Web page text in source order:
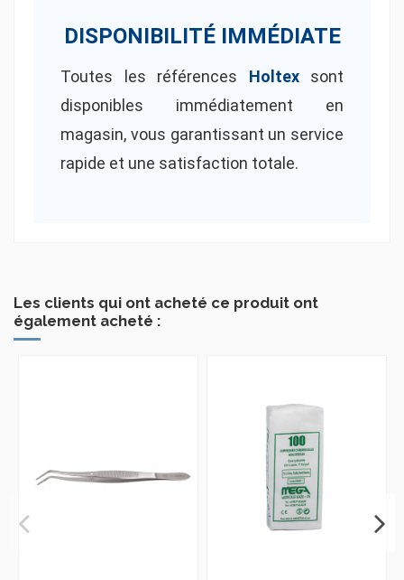
DISPONIBILITÉ IMMÉDIATE
Toutes les références Holtexsont
disponibles immédiatement en
magasin, vous garantissant un service
rapide et une satisfaction totale.
Les clients qui ont acheté ce produit ont
également acheté :